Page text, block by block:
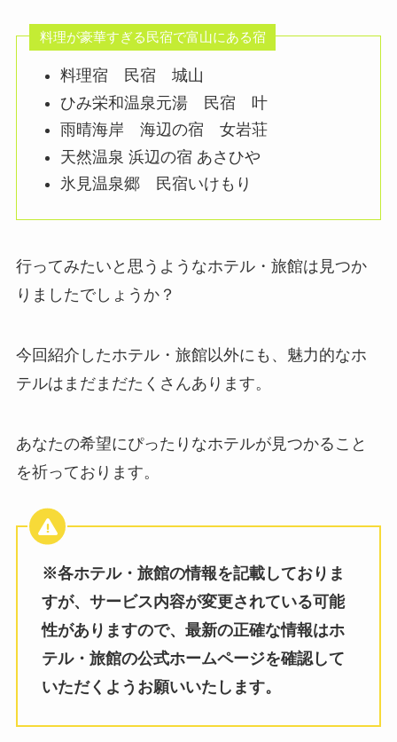
料理が豪華すぎる民宿で富山にある宿
料理宿 民宿 城山
ひみ栄和温泉元湯 民宿 叶
雨晴海岸 海辺の宿 女岩荘
天然温泉 浜辺の宿 あさひや
氷見温泉郷 民宿いけもり
行ってみたいと思うようなホテル・旅館は見つか
りましたでしょうか？
今回紹介したホテル・旅館以外にも、魅力的なホ
テルはまだまだたくさんあります。
あなたの希望にぴったりなホテルが見つかること
を祈っております。
※各ホテル・旅館の情報を記載しておりま
すが、サービス内容が変更されている可能
性がありますので、最新の正確な情報はホ
テル・旅館の公式ホームページを確認して
いただくようお願いいたします。